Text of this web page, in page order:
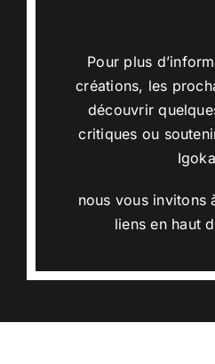
Pour plus
créations, les
découvrir
critiques ou
nous vous invitons
liens en haut